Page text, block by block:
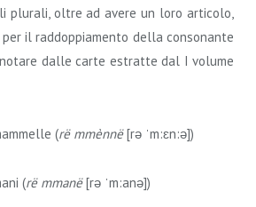
plurali, oltre ad avere un loro articolo,
il raddoppiamento della consonante
dalle carte estratte dal I volume
(rë mmènnë[rə ˈm:ɛn:ə])
(rë mmanë[rə ˈm:anə])